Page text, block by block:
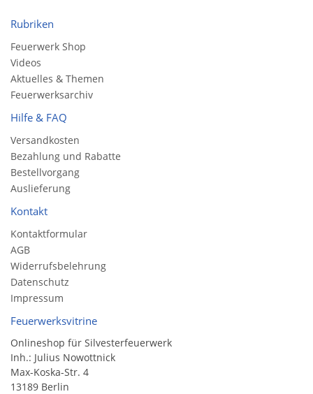
Rubriken
Feuerwerk Shop
Videos
Aktuelles & Themen
Feuerwerksarchiv
Hilfe & FAQ
Versandkosten
Bezahlung und Rabatte
Bestellvorgang
Auslieferung
Kontakt
Kontaktformular
AGB
Widerrufsbelehrung
Datenschutz
Impressum
Feuerwerksvitrine
Onlineshop für Silvesterfeuerwerk
Inh.: Julius Nowottnick
Max-Koska-Str. 4
13189 Berlin